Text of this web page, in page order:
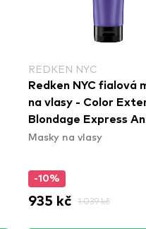
REDKEN NYC
Redken NYC fialová
na vlasy - Color
Blondage Express
Brass Mask
Masky na vlasy
-10%
935 kč 1.039 kč